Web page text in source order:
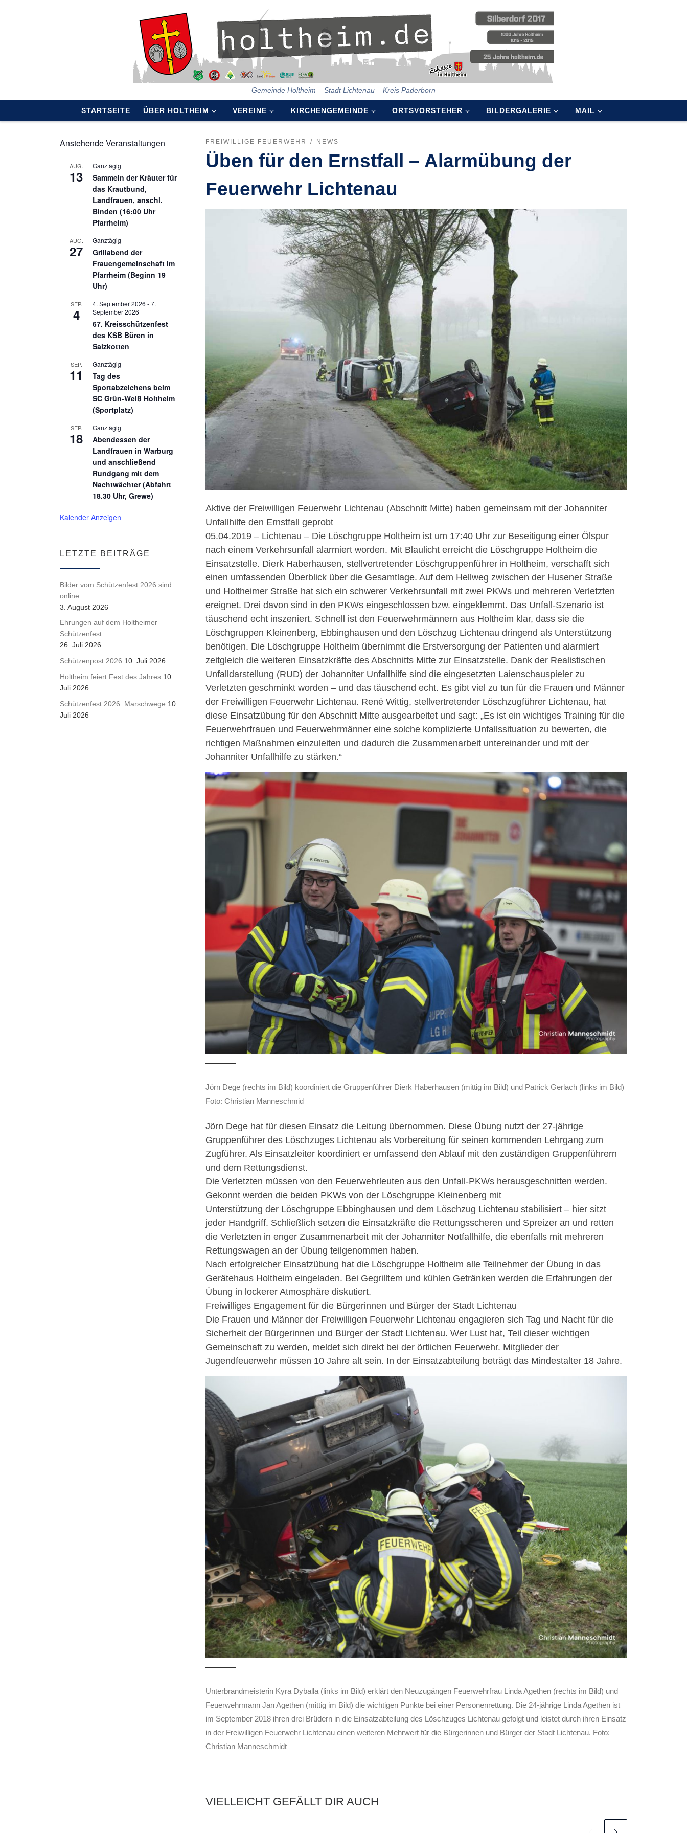
Gemeinde Holtheim – Stadt Lichtenau – Kreis Paderborn
STARTSEITE ÜBER HOLTHEIM VEREINE KIRCHENGEMEINDE ORTSVORSTEHER BILDERGALERIE MAIL
FREIWILLIGE FEUERWEHR NEWS
Üben für den Ernstfall – Alarmübung der
Feuerwehr Lichtenau
Aktive der Freiwilligen Feuerwehr Lichtenau (Abschnitt Mitte) haben gemeinsam mit der Johanniter
Unfallhilfe den Ernstfall geprobt
05.04.2019 – Lichtenau – Die Löschgruppe Holtheim ist um 17:40 Uhr zur Beseitigung einer Ölspur
nach einem Verkehrsunfall alarmiert worden. Mit Blaulicht erreicht die Löschgruppe Holtheim die
Einsatzstelle. Dierk Haberhausen, stellvertretender Löschgruppenführer in Holtheim, verschafft sich
einen umfassenden Überblick über die Gesamtlage. Auf dem Hellweg zwischen der Husener Straße
und Holtheimer Straße hat sich ein schwerer Verkehrsunfall mit zwei PKWs und mehreren Verletzten
ereignet. Drei davon sind in den PKWs eingeschlossen bzw. eingeklemmt. Das Unfall-Szenario ist
täuschend echt inszeniert. Schnell ist den Feuerwehrmännern aus Holtheim klar, dass sie die
Löschgruppen Kleinenberg, Ebbinghausen und den Löschzug Lichtenau dringend als Unterstützung
benötigen. Die Löschgruppe Holtheim übernimmt die Erstversorgung der Patienten und alarmiert
zeitgleich die weiteren Einsatzkräfte des Abschnitts Mitte zur Einsatzstelle. Dank der Realistischen
Unfalldarstellung (RUD) der Johanniter Unfallhilfe sind die eingesetzten Laienschauspieler zu
Verletzten geschminkt worden – und das täuschend echt. Es gibt viel zu tun für die Frauen und Männer
der Freiwilligen Feuerwehr Lichtenau. René Wittig, stellvertretender Löschzugführer Lichtenau, hat
diese Einsatzübung für den Abschnitt Mitte ausgearbeitet und sagt: „Es ist ein wichtiges Training für die
Feuerwehrfrauen und Feuerwehrmänner eine solche komplizierte Unfallssituation zu bewerten, die
richtigen Maßnahmen einzuleiten und dadurch die Zusammenarbeit untereinander und mit der
Johanniter Unfallhilfe zu stärken.“
Jörn Dege (rechts im Bild) koordiniert die Gruppenführer Dierk Haberhausen (mittig im Bild) und Patrick Gerlach (links im Bild)
Foto: Christian Manneschmid
Jörn Dege hat für diesen Einsatz die Leitung übernommen. Diese Übung nutzt der 27-jährige
Gruppenführer des Löschzuges Lichtenau als Vorbereitung für seinen kommenden Lehrgang zum
Zugführer. Als Einsatzleiter koordiniert er umfassend den Ablauf mit den zuständigen Gruppenführern
und dem Rettungsdienst.
Die Verletzten müssen von den Feuerwehrleuten aus den Unfall-PKWs herausgeschnitten werden.
Gekonnt werden die beiden PKWs von der Löschgruppe Kleinenberg mit
Unterstützung der Löschgruppe Ebbinghausen und dem Löschzug Lichtenau stabilisiert – hier sitzt
jeder Handgriff. Schließlich setzen die Einsatzkräfte die Rettungsscheren und Spreizer an und retten
die Verletzten in enger Zusammenarbeit mit der Johanniter Notfallhilfe, die ebenfalls mit mehreren
Rettungswagen an der Übung teilgenommen haben.
Nach erfolgreicher Einsatzübung hat die Löschgruppe Holtheim alle Teilnehmer der Übung in das
Gerätehaus Holtheim eingeladen. Bei Gegrilltem und kühlen Getränken werden die Erfahrungen der
Übung in lockerer Atmosphäre diskutiert.
Freiwilliges Engagement für die Bürgerinnen und Bürger der Stadt Lichtenau
Die Frauen und Männer der Freiwilligen Feuerwehr Lichtenau engagieren sich Tag und Nacht für die
Sicherheit der Bürgerinnen und Bürger der Stadt Lichtenau. Wer Lust hat, Teil dieser wichtigen
Gemeinschaft zu werden, meldet sich direkt bei der örtlichen Feuerwehr. Mitglieder der
Jugendfeuerwehr müssen 10 Jahre alt sein. In der Einsatzabteilung beträgt das Mindestalter 18 Jahre.
Unterbrandmeisterin Kyra Dyballa (links im Bild) erklärt den Neuzugängen Feuerwehrfrau Linda Agethen (rechts im Bild) und
Feuerwehrmann Jan Agethen (mittig im Bild) die wichtigen Punkte bei einer Personenrettung. Die 24-jährige Linda Agethen ist
im September 2018 ihren drei Brüdern in die Einsatzabteilung des Löschzuges Lichtenau gefolgt und leistet durch ihren Einsatz
in der Freiwilligen Feuerwehr Lichtenau einen weiteren Mehrwert für die Bürgerinnen und Bürger der Stadt Lichtenau. Foto:
Christian Manneschmidt
VIELLEICHT GEFÄLLT DIR AUCH
Anstehende Veranstaltungen
AUG.
13
Ganztägig
Sammeln der Kräuter für
das Krautbund,
Landfrauen, anschl.
Binden (16:00 Uhr
Pfarrheim)
AUG.
27
Ganztägig
Grillabend der
Frauengemeinschaft im
Pfarrheim (Beginn 19
Uhr)
SEP.
4
4. September 2026 -7.
September 2026
67. Kreisschützenfest
des KSB Büren in
Salzkotten
SEP.
11
Ganztägig
Tag des
Sportabzeichens beim
SC Grün-Weiß Holtheim
(Sportplatz)
SEP.
18
Ganztägig
Abendessen der
Landfrauen in Warburg
und anschließend
Rundgang mit dem
Nachtwächter (Abfahrt
18.30 Uhr, Grewe)
Kalender Anzeigen
LETZTE BEITRÄGE
Bilder vom Schützenfest 2026 sind
online
3. August 2026
Ehrungen auf dem Holtheimer
Schützenfest
26. Juli 2026
Schützenpost 2026 10. Juli 2026
Holtheim feiert Fest des Jahres 10.
Juli 2026
Schützenfest 2026: Marschwege 10.
Juli 2026